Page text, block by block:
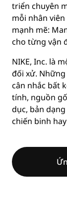
triển chuyên
mỗi nhân
mạnh mẽ:
cho từng vận
NIKE, Inc. là
đối xử.
cân nhắc bất
tính, nguồn
dục, bản
chiến binh